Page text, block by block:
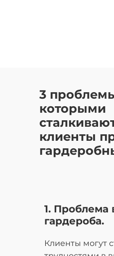
3
которыми
клиенты
1. Проблема
гардероба.
Клиенты могут